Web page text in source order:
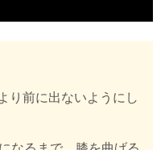
り前に出ないようにし